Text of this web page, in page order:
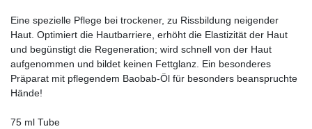
Eine spezielle Pflege bei trockener, zu Rissbildung neigender
Haut. Optimiert die Hautbarriere, erhöht die Elastizität der Haut
und begünstigt die Regeneration; wird schnell von der Haut
aufgenommen und bildet keinen Fettglanz. Ein besonderes
Präparat mit pflegendem Baobab-Öl für besonders beanspruchte
Hände!
75 ml Tube